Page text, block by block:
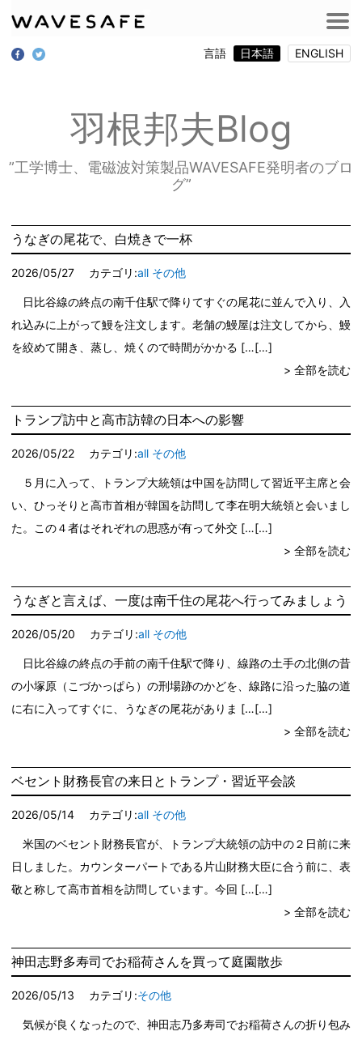
言語 日本語 ENGLISH
羽根邦夫Blog
”工学博士、電磁波対策製品WAVESAFE発明者のブロ
グ”
うなぎの尾花で、白焼きで一杯
2026/05/27 カテゴリ:all その他
日比谷線の終点の南千住駅で降りてすぐの尾花に並んで入り、入
れ込みに上がって鰻を注文します。老舗の鰻屋は注文してから、鰻
を絞めて開き、蒸し、焼くので時間がかかる […
> 全部を読む
トランプ訪中と高市訪韓の日本への影響
2026/05/22 カテゴリ:all その他
５月に入って、トランプ大統領は中国を訪問して習近平主席と会
い、ひっそりと高市首相が韓国を訪問して李在明大統領と会いまし
た。この４者はそれぞれの思惑が有って外交 […
> 全部を読む
うなぎと言えば、一度は南千住の尾花へ行ってみましょう
2026/05/20 カテゴリ:all その他
日比谷線の終点の手前の南千住駅で降り、線路の土手の北側の昔
の小塚原（こづかっぱら）の刑場跡のかどを、線路に沿った脇の道
に右に入ってすぐに、うなぎの尾花がありま […
> 全部を読む
ベセント財務長官の来日とトランプ・習近平会談
2026/05/14 カテゴリ:all その他
米国のベセント財務長官が、トランプ大統領の訪中の２日前に来
日しました。カウンターパートである片山財務大臣に合う前に、表
敬と称して高市首相を訪問しています。今回 […
> 全部を読む
神田志野多寿司でお稲荷さんを買って庭園散歩
2026/05/13 カテゴリ:その他
気候が良くなったので、神田志乃多寿司でお稲荷さんの折り包み